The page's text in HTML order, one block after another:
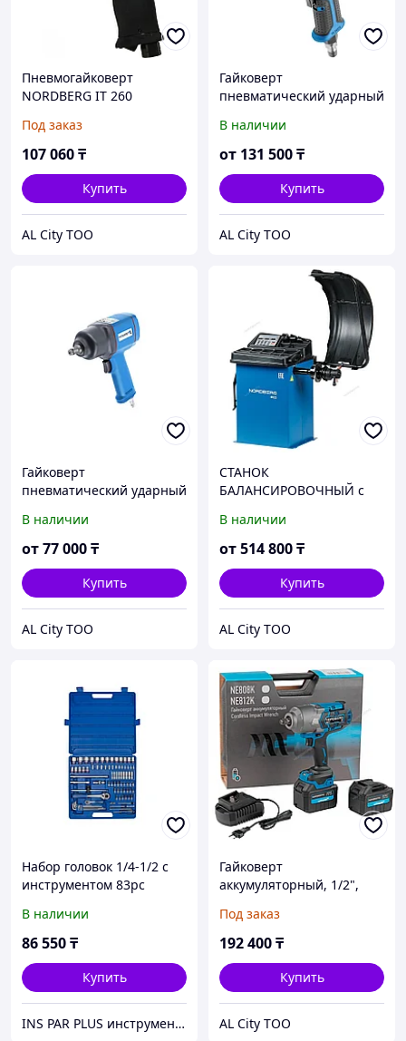
Пневмогайковерт
NORDBERG IT 260
Под заказ
107 060₸
Купить
AL City ТОО
Гайковерт
пневматический ударный
В наличии
от 131 500₸
Купить
AL City ТОО
Гайковерт
пневматический ударный
В наличии
от77 000₸
Купить
AL City ТОО
СТАНОК
БАЛАНСИРОВОЧНЫЙ с
2х параметров
NORDBERG
В наличии
от514 800₸
Купить
AL City ТОО
Набор головок 1/4-1/2 с
инструментом 83рс
В наличии
86 550₸
Купить
INS PAR PLUS инструмент профессиональный
Гайковерт
аккумуляторный, 1/2",
акк. и зар. уст-вом 1,8A, в
кейсе
Под заказ
192 400₸
Купить
AL City ТОО